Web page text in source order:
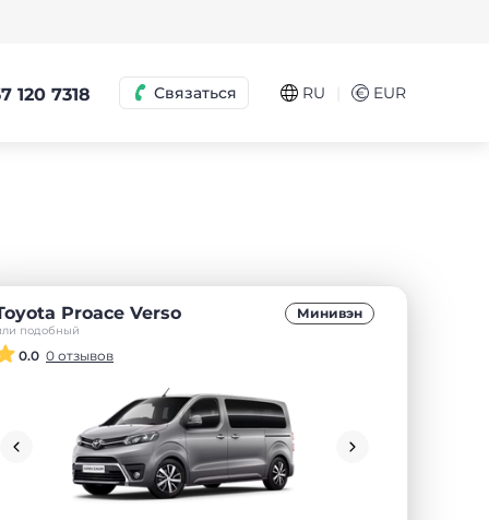
120 7318 Связаться RU € EUR
Proace Verso
подобный
Минивэн
0.0 0 отзывов